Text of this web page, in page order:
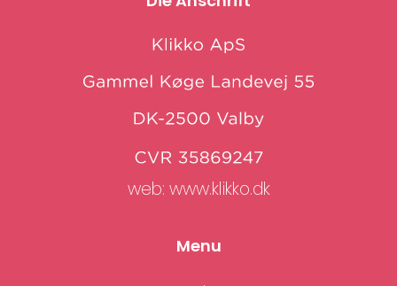
web: www.klikko.dk
Menu